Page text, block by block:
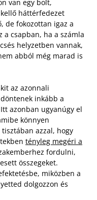
van egy bolt,
háttérfedezet
de fokozottan igaz a
a csapban, ha a számla
helyzetben vannak,
abból még marad is
az azonnali
inkább a
azonban ugyanúgy el
könnyen
azzal, hogy
tényleg megéri a
fordulni,
összegeket.
miközben a
dolgozzon és